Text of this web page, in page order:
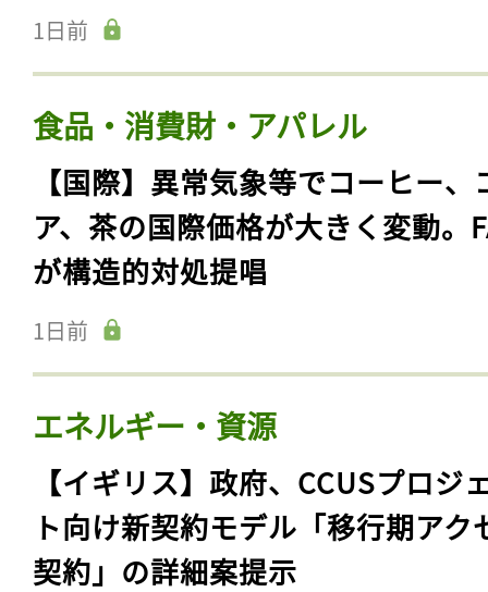
1日前
食品・消費財・アパレル
【国際】異常気象等でコーヒー、
ア、茶の国際価格が大きく変動。
が構造的対処提唱
1日前
エネルギー・資源
【イギリス】政府、CCUSプロジ
ト向け新契約モデル「移行期アク
契約」の詳細案提示